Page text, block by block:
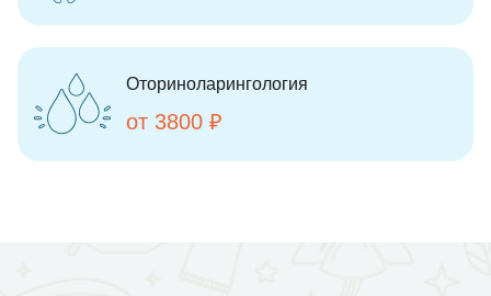
Оториноларингология
от 3800 ₽